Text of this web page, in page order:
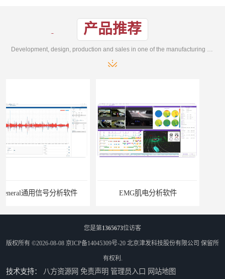
产品推荐
Development, design, production and sales in one of the manufacturing enterprises
EMG肌电分析软件 ErgoLAB人机环境同步云平台
您是第1365673位访客
版权所有 ©2026-08-08 京ICP备14045309号-20 北京津发科技股份有限公司 保留所
有权利.
技术支持： 八方资源网 免责声明 管理员入口 网站地图